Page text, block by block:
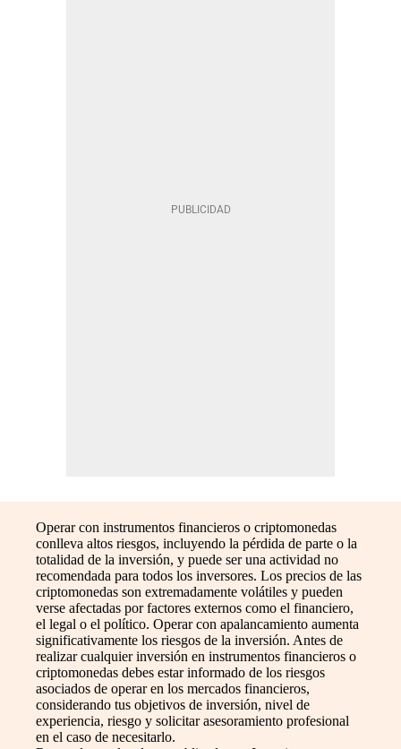
Operar con instrumentos financieros o criptomonedas
conlleva altos riesgos, incluyendo la pérdida de parte o la
totalidad de la inversión, y puede ser una actividad no
recomendada para todos los inversores. Los precios de las
criptomonedas son extremadamente volátiles y pueden
verse afectadas por factores externos como el financiero,
el legal o el político. Operar con apalancamiento aumenta
significativamente los riesgos de la inversión. Antes de
realizar cualquier inversión en instrumentos financieros o
criptomonedas debes estar informado de los riesgos
asociados de operar en los mercados financieros,
considerando tus objetivos de inversión, nivel de
experiencia, riesgo y solicitar asesoramiento profesional
en el caso de necesitarlo.